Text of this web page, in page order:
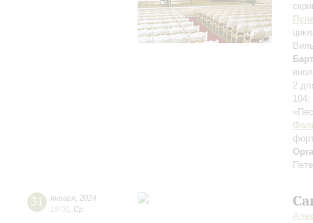
2
104;
31 января 2024
19:00 Ср